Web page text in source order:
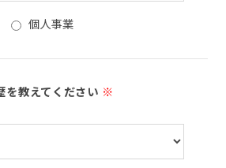
個人事業
を教えてください ※